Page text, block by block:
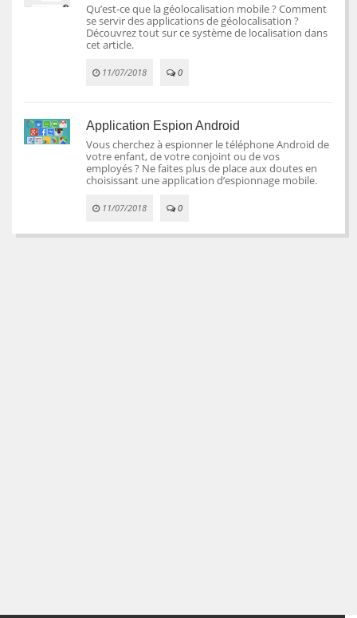
Qu’est-ce que la géolocalisation mobile ? Comment
se servir des applications de géolocalisation ?
Découvrez tout sur ce système de localisation dans
cet article.
11/07/2018 0
Application Espion Android
Vous cherchez à espionner le téléphone Android de
votre enfant, de votre conjoint ou de vos
employés ? Ne faites plus de place aux doutes en
choisissant une application d’espionnage mobile.
11/07/2018 0